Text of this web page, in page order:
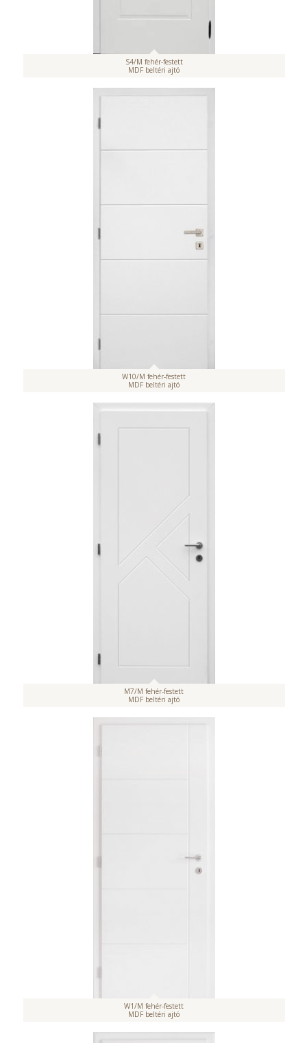
S4/M fehér-festett
MDF beltéri ajtó
W10/M fehér-festett
MDF beltéri ajtó
M7/M fehér-festett
MDF beltéri ajtó
W1/M fehér-festett
MDF beltéri ajtó